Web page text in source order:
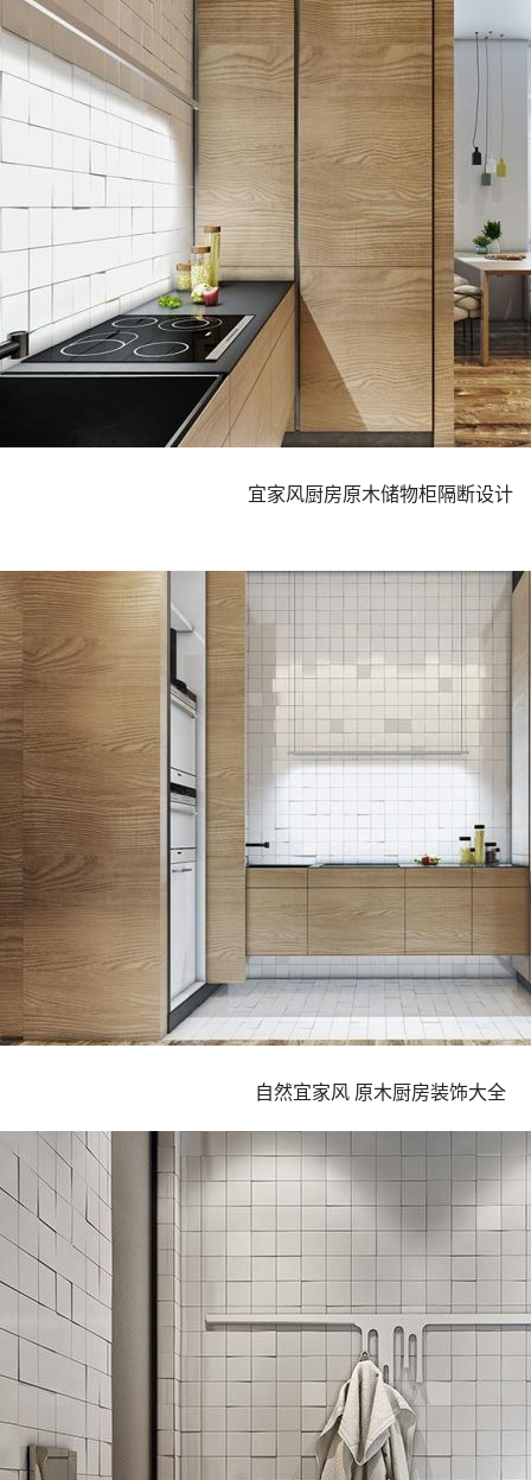
宜家风厨房原木储物柜隔断设计
自然宜家风 原木厨房装饰大全